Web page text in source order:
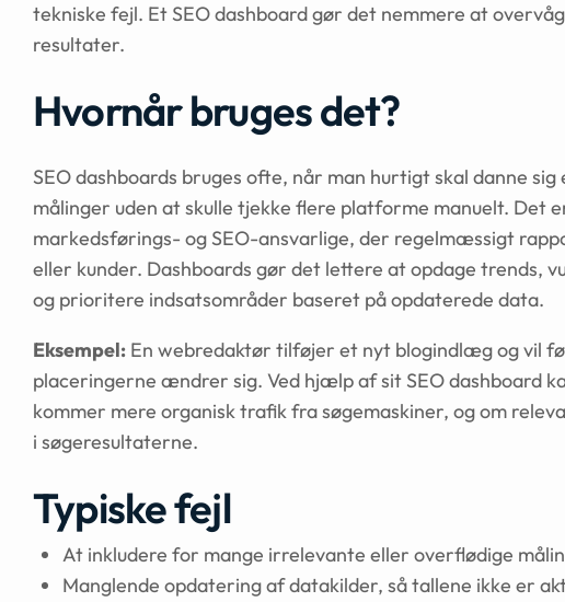
tekniske fejl. Et SEO dashboard gør det nemmere at
resultater.
Hvornår bruges det?
SEO dashboards bruges ofte, når man hurtigt skal danne
målinger uden at skulle tjekke flere platforme manuelt. Det
markedsførings- og SEO-ansvarlige, der regelmæssigt
eller kunder. Dashboards gør det lettere at opdage trends,
og prioritere indsatsområder baseret på opdaterede data.
Eksempel: En webredaktør tilføjer et nyt blogindlæg og vil
placeringerne ændrer sig. Ved hjælp af sit SEO dashboard
kommer mere organisk trafik fra søgemaskiner, og om
i søgeresultaterne.
Typiske fejl
At inkludere for mange irrelevante eller overflødige
Manglende opdatering af datakilder, så tallene ikke er